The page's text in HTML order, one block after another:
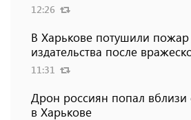
12:26
В Харькове потушили пожар
издательства после
11:31
Дрон россиян попал вблизи
в Харькове